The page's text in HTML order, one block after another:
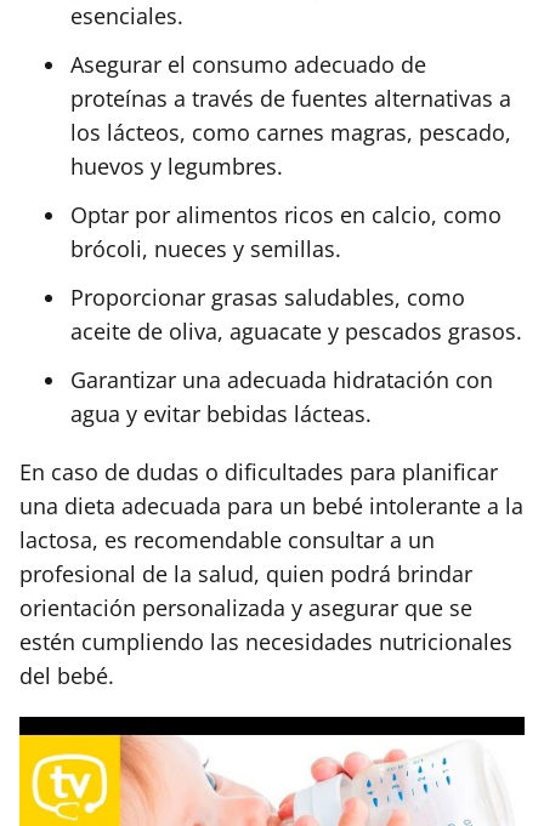
esenciales.
Asegurar el consumo adecuado de
proteínas a través de fuentes alternativas a
los lácteos, como carnes magras, pescado,
huevos y legumbres.
Optar por alimentos ricos en calcio, como
brócoli, nueces y semillas.
Proporcionar grasas saludables, como
aceite de oliva, aguacate y pescados grasos.
Garantizar una adecuada hidratación con
agua y evitar bebidas lácteas.
En caso de dudas o dificultades para planificar
una dieta adecuada para un bebé intolerante a la
lactosa, es recomendable consultar a un
profesional de la salud, quien podrá brindar
orientación personalizada y asegurar que se
estén cumpliendo las necesidades nutricionales
del bebé.